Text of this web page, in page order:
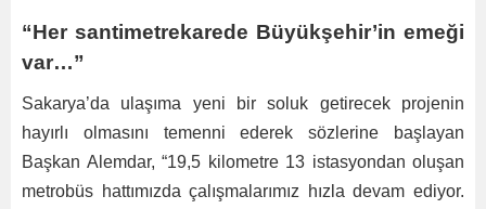
“Her santimetrekarede Büyükşehir’in emeği
var…”
Sakarya’da ulaşıma yeni bir soluk getirecek projenin
hayırlı olmasını temenni ederek sözlerine başlayan
Başkan Alemdar, “19,5 kilometre 13 istasyondan oluşan
metrobüs hattımızda çalışmalarımız hızla devam ediyor.